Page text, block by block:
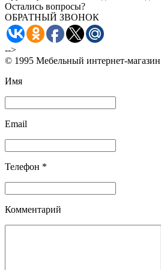
Остались вопросы?
ОБРАТНЫЙ ЗВОНОК
-->
© 1995 Мебельный интернет-
Имя
Email
Телефон *
Комментарий